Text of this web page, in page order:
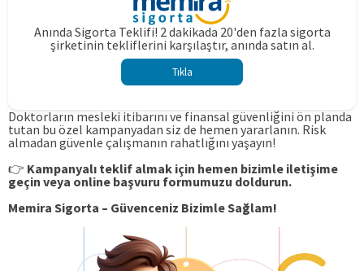
Anında Sigorta Teklifi! 2 dakikada 20'den fazla sigorta
şirketinin tekliflerini karşılaştır, anında satın al.
Tıkla
Doktorların mesleki itibarını ve finansal güvenliğini ön planda
tutan bu özel kampanyadan siz de hemen yararlanın. Risk
almadan güvenle çalışmanın rahatlığını yaşayın!
👉 Kampanyalı teklif almak için hemen bizimle iletişime
geçin veya online başvuru formumuzu doldurun.
Memira Sigorta – Güvenceniz Bizimle Sağlam!